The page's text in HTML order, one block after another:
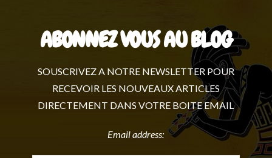
ABONNEZ VOUS AU BLOG
SOUSCRIVEZ A NOTRE NEWSLETTER POUR
RECEVOIR LES NOUVEAUX ARTICLES
DIRECTEMENT DANS VOTRE BOITE EMAIL
Email address: